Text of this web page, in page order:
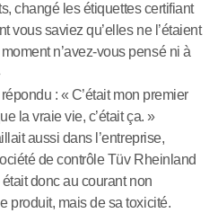
changé les étiquettes certifiant
vous saviez qu’elles ne l’étaient
n’avez-vous pensé ni à
: « C’était mon premier
la vraie vie, c’était ça. »
aussi dans l’entreprise,
de contrôle Tüv Rheinland
donc au courant non
produit, mais de sa toxicité.